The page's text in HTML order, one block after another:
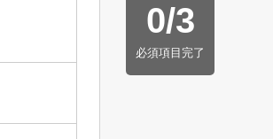
0/3
必須項目完了